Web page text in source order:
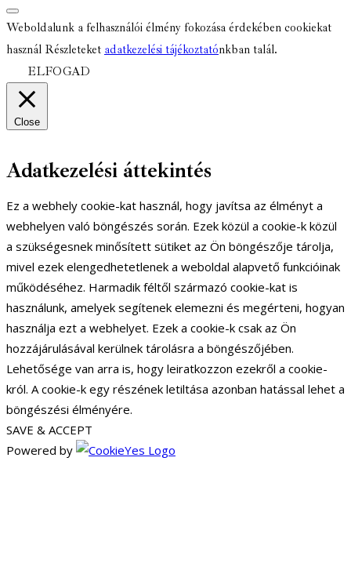
Weboldalunk a felhasználói élmény fokozása érdekében cookiekat
használ Részleteket adatkezelési tájékoztatónkban talál.
ELFOGAD
Close
Adatkezelési áttekintés
Ez a webhely cookie-kat használ, hogy javítsa az élményt a
webhelyen való böngészés során. Ezek közül a cookie-k közül
a szükségesnek minősített sütiket az Ön böngészője tárolja,
mivel ezek elengedhetetlenek a weboldal alapvető funkcióinak
működéséhez. Harmadik féltől származó cookie-kat is
használunk, amelyek segítenek elemezni és megérteni, hogyan
használja ezt a webhelyet. Ezek a cookie-k csak az Ön
hozzájárulásával kerülnek tárolásra a böngészőjében.
Lehetősége van arra is, hogy leiratkozzon ezekről a cookie-
król. A cookie-k egy részének letiltása azonban hatással lehet a
böngészési élményére.
SAVE & ACCEPT
Powered by